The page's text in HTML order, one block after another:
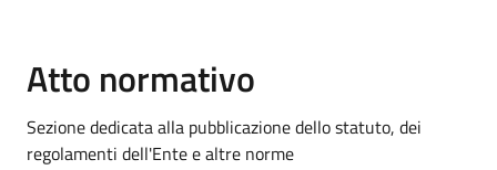
Atto normativo
Sezione dedicata alla pubblicazione dello statuto, dei
regolamenti dell'Ente e altre norme